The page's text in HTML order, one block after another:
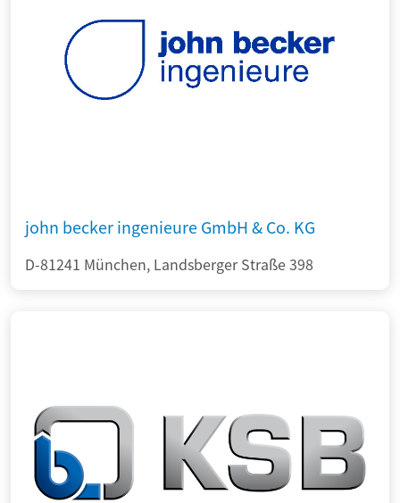
john becker ingenieure GmbH & Co. KG
D-81241 München, Landsberger Straße 398